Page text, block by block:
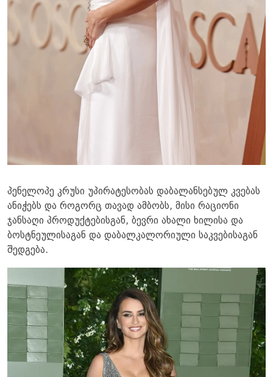
პენელოპე კრუსი უპირატესობას დაბალანსებულ კვებას
ანიჭებს და როგორც თავად ამბობს, მისი რაციონი
ჯანსაღი პროდუქტებისგან, ბევრი ახალი ხილისა და
ბოსტნეულისაგან და დაბალკალორიული საკვებისაგან
შედგება.